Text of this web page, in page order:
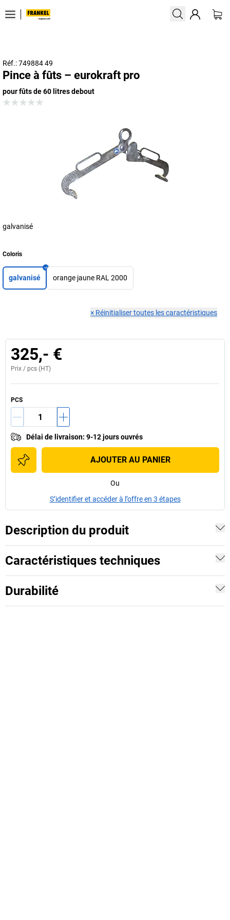
Réf.: 749884 49
Pince à fûts – eurokraft pro
pour fûts de 60 litres debout
galvanisé
Coloris
galvanisé orange jaune RAL 2000
× Réinitialiser toutes les caractéristiques
325,- €
Prix / pcs (HT)
PCS
Délai de livraison: 9-12 jours ouvrés
AJOUTER AU PANIER
Ou
S’identifier et accéder à l’offre en 3 étapes
Description du produit
Caractéristiques techniques
Durabilité